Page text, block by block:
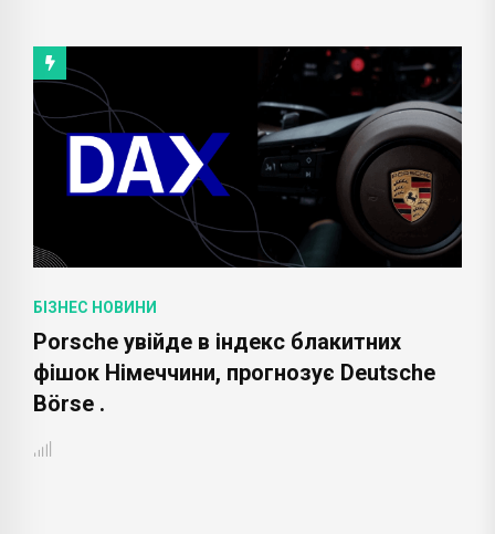
БІЗНЕС НОВИНИ
Porsche увійде в індекс блакитних
фішок Німеччини, прогнозує Deutsche
Börse .